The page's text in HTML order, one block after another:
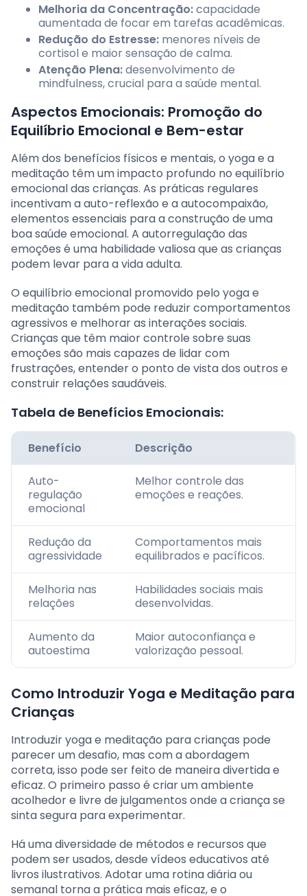
Melhoria da Concentração:capacidade
aumentada de focar em tarefas acadêmicas.
Redução do Estresse: menores níveis de
cortisol e maior sensação de calma.
Atenção Plena:desenvolvimento de
mindfulness, crucial para a saúde mental.
Aspectos Emocionais: Promoção do
Equilíbrio Emocional e Bem-estar
Além dos benefícios físicos e mentais, o yoga e a
meditação têm um impacto profundo no equilíbrio
emocional das crianças. As práticas regulares
incentivam a auto-reflexão e a autocompaixão,
elementos essenciais para a construção de uma
boa saúde emocional. A autorregulação das
emoções é uma habilidade valiosa que as crianças
podem levar para a vida adulta.
O equilíbrio emocional promovido pelo yoga e
meditação também pode reduzir comportamentos
agressivos e melhorar as interações sociais.
Crianças que têm maior controle sobre suas
emoções são mais capazes de lidar com
frustrações, entender o ponto de vista dos outros e
construir relações saudáveis.
Tabela de Benefícios Emocionais:
Benefício Descrição
Auto-
regulação
emocional
Melhor controle das
emoções e reações.
Redução da
agressividade
Comportamentos mais
equilibrados e pacíficos.
Melhoria nas
relações
Habilidades sociais mais
desenvolvidas.
Aumento da
autoestima
Maior autoconfiança e
valorização pessoal.
Como Introduzir Yoga e Meditação para
Crianças
Introduzir yoga e meditação para crianças pode
parecer um desafio, mas com a abordagem
correta, isso pode ser feito de maneira divertida e
eficaz. O primeiro passo é criar um ambiente
acolhedor e livre de julgamentos onde a criança se
sinta segura para experimentar.
Há uma diversidade de métodos e recursos que
podem ser usados, desde vídeos educativos até
livros ilustrativos. Adotar uma rotina diária ou
semanal torna a prática mais eficaz, e o